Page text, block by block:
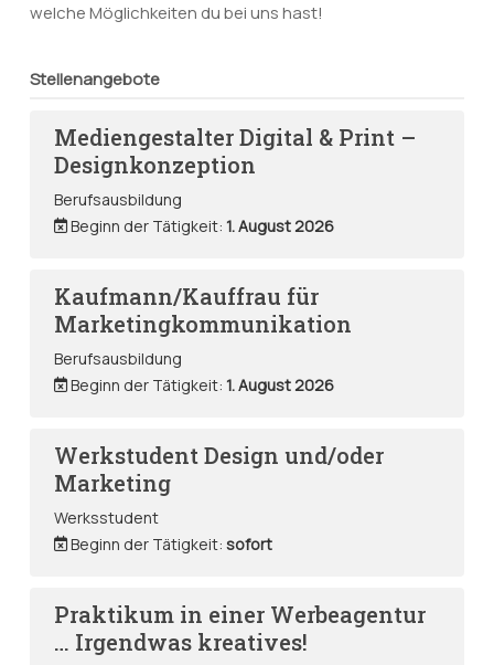
welche Möglichkeiten du bei uns hast!
Stellenangebote
Mediengestalter Digital & Print –
Designkonzeption
Berufsausbildung
Beginn der Tätigkeit: 1. August 2026
Kaufmann/Kauffrau für
Marketingkommunikation
Berufsausbildung
Beginn der Tätigkeit: 1. August 2026
Werkstudent Design und/oder
Marketing
Werksstudent
Beginn der Tätigkeit: sofort
Praktikum in einer Werbeagentur
… Irgendwas kreatives!